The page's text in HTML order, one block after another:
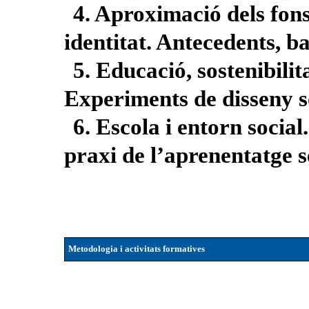
4. Aproximació dels
identitat. Antecedents,
5. Educació,
Experiments de disseny
6. Escola i entorn
praxi de l’aprenentatge
Metodologia i activitats formatives